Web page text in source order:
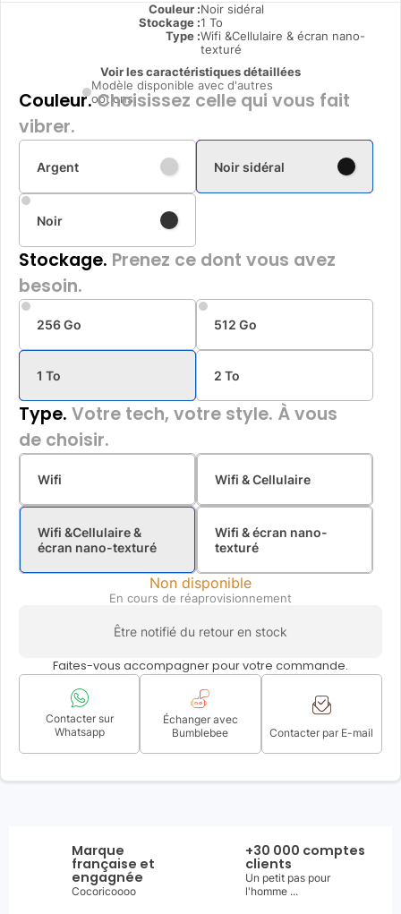
Couleur :Noir sidéral
Stockage :1 To
Type :Wifi &Cellulaire & écran nano-
texturé
Voir les caractéristiques détaillées
Modèle disponible avec d'autres
options
Couleur.Choisissez celle qui vous fait
vibrer.
Argent Noir sidéral
Noir
Stockage. Prenez ce dont vous avez
besoin.
256 Go 512 Go
1 To 2 To
Type. Votre tech, votre style. À vous
de choisir.
Wifi Wifi & Cellulaire
Wifi &Cellulaire &
écran nano-texturé
Wifi & écran nano-
texturé
Non disponible
En cours de réaprovisionnement
Être notifié du retour en stock
Faites-vous accompagner pour votre commande.
Contacter sur
Whatsapp
Échanger avec
Bumblebee
Contacter par E-mail
Marque
française et
engagnée
Cocoricoooo
+30 000 comptes
clients
Un petit pas pour
l'homme ...